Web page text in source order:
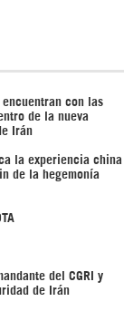
encuentran con las
de la nueva
Irán
la experiencia china
de la hegemonía
del CGRI y
de Irán